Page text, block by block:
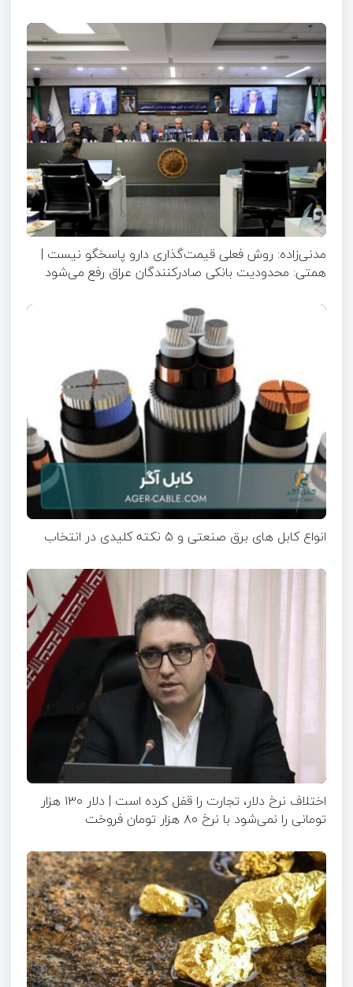
مدنی‌زاده: روش فعلی قیمت‌گذاری دارو پاسخگو نیست |
همتی: محدودیت بانکی صادرکنندگان عراق رفع می‌شود
انواع کابل های برق صنعتی و ۵ نکته کلیدی در انتخاب
اختلاف نرخ دلار، تجارت را قفل کرده است | دلار ۱۳۰ هزار
تومانی را نمی‌شود با نرخ ۸۰ هزار تومان فروخت